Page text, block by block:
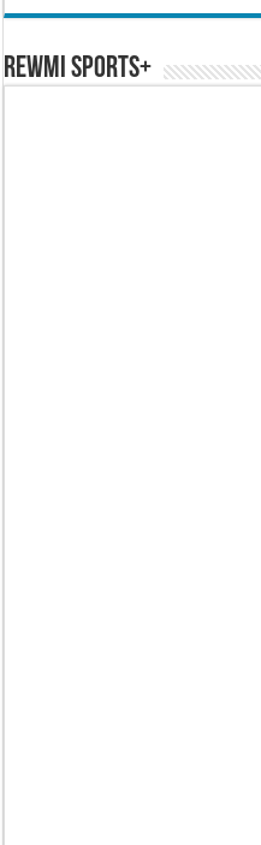
REWMI SPORTS+